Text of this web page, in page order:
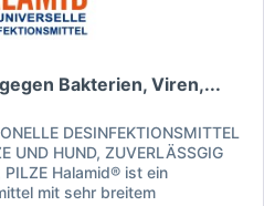
Bakterien, Viren,...
DESINFEKTIONSMITTEL
UND HUND, ZUVERLÄSSGIG
PILZE Halamid® ist ein
mit sehr breitem